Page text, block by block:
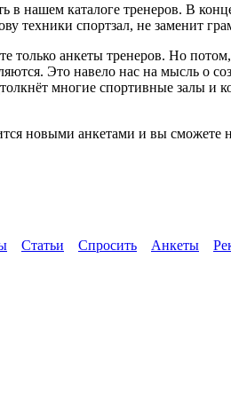
в нашем каталоге тренеров. В
техники спортзал, не заменит
только анкеты тренеров. Но
Это навело нас на мысль о
многие спортивные
новыми анкетами и вы сможете
Статьи Спросить Анкеты